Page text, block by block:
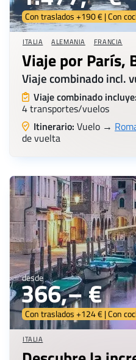
Con traslados +190 € | Con
ITALIA ALEMANIA FRANCIA
Viaje por París,
Viaje combinado incl.
Viaje combinado incluye:
4 transportes/vuelos
Itinerario: Vuelo →
de vuelta
desde
366,– €
Con traslados +124 € | Con
ITALIA